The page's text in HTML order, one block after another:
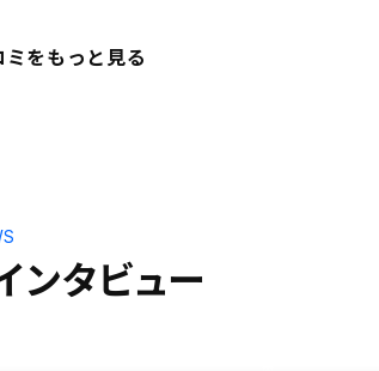
かりやすかっ
ようなところが
ています。
をもっと見る
ンタビュー